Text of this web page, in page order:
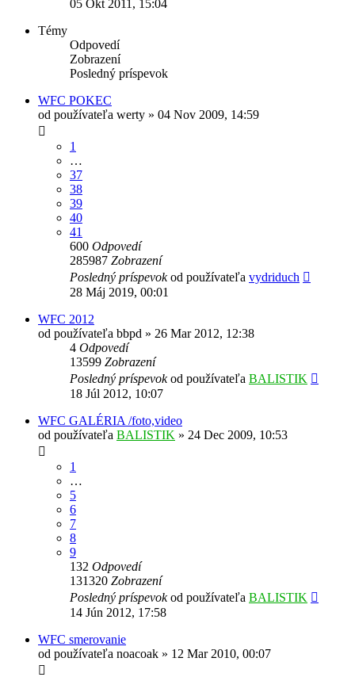
05 Okt 2011, 15:04
Témy
Odpovedí
Zobrazení
Posledný príspevok
WFC POKEC
od používateľa werty » 04 Nov 2009, 14:59
1
…
37
38
39
40
41
600 Odpovedí
285987 Zobrazení
Posledný príspevokod používateľa vydriduch
28 Máj 2019, 00:01
WFC 2012
od používateľa bbpd » 26 Mar 2012, 12:38
4 Odpovedí
13599 Zobrazení
Posledný príspevokod používateľa BALISTIK
18 Júl 2012, 10:07
WFC GALÉRIA /foto,video
od používateľa BALISTIK » 24 Dec 2009, 10:53
1
…
5
6
7
8
9
132 Odpovedí
131320 Zobrazení
Posledný príspevokod používateľa BALISTIK
14 Jún 2012, 17:58
WFC smerovanie
od používateľa noacoak » 12 Mar 2010, 00:07